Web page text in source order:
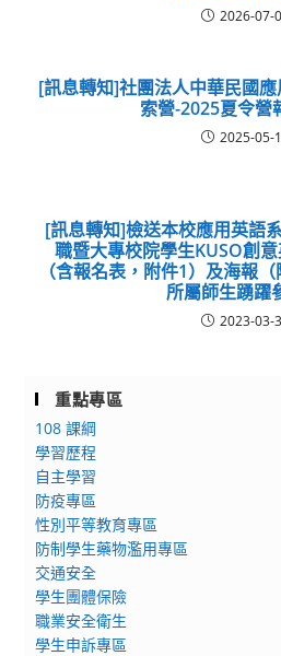
2026-07-
[訊息轉知]社團法人中華民國
索營-2025夏令營
2025-05-
[訊息轉知]檢送本校應用英語
職暨大專校院學生KUSO創
（含報名表，附件1）及海報
所屬師生踴躍
2023-03-
重點專區
108 課綱
學習歷程
自主學習
防疫專區
性別平等教育專區
防制學生藥物濫用專區
交通安全
學生團體保險
職業安全衛生
學生申訴專區